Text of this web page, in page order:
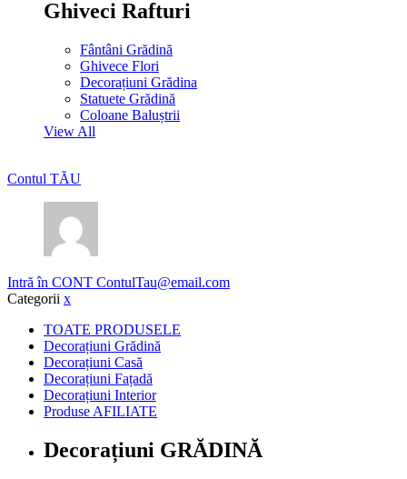
Ghiveci Rafturi
Fântâni Grădină
Ghivece Flori
Decorațiuni Grădina
Statuete Grădină
Coloane Baluștrii
View All
Contul TĂU
Intră în CONT ContulTau@email.com
Categorii x
TOATE PRODUSELE
Decorațiuni Grădină
Decorațiuni Casă
Decorațiuni Fațadă
Decorațiuni Interior
Produse AFILIATE
Decorațiuni GRĂDINĂ